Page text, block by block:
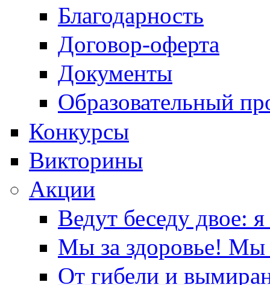
Благодарность
Договор-оферта
Документы
Образовательный
Конкурсы
Викторины
Акции
Ведут беседу двое:
Мы за здоровье! Мы
От гибели и